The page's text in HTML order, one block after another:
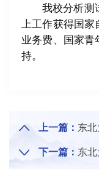
我校分析测
上工作获得国
业务费、国家青
持。
上一篇： 东北
下一篇： 东北大